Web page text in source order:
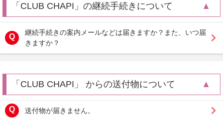
「CLUB CHAPI」の継続手続きについて
継続手続きの案内メールなどは届きますか？また、いつ届
きますか？
「CLUB CHAPI」 からの送付物について
送付物が届きません。